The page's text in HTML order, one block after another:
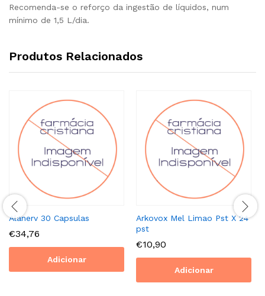
Recomenda-se o reforço da ingestão de líquidos, num
mínimo de 1,5 L/dia.
Produtos Relacionados
Alanerv 30 Capsulas
€34,76
Adicionar
Arkovox Mel Limao Pst X 24
pst
€10,90
Adicionar